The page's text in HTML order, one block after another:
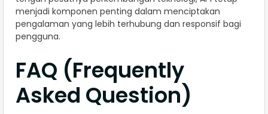
menjadi komponen penting dalam menciptakan
pengalaman yang lebih terhubung dan responsif bagi
pengguna.
FAQ (Frequently
Asked Question)